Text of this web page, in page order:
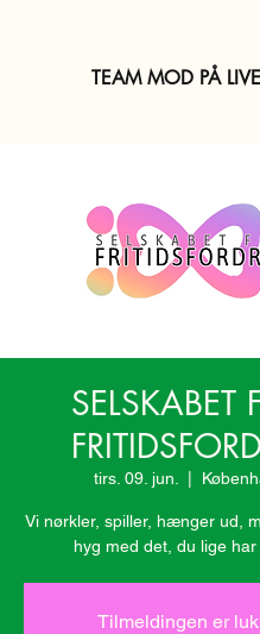
TEAM MOD PÅ
SELSKABET
tirs. 09. jun.
Vi nørkler, spiller, hænger ud,
hyg med det, du lige har
Tilmeldingen er